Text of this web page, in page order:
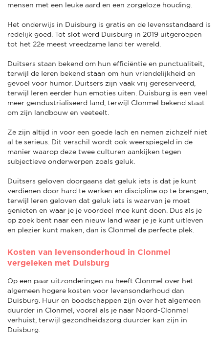
mensen met een leuke aard en een zorgeloze houding.
Het onderwijs in Duisburg is gratis en de levensstandaard is
redelijk goed. Tot slot werd Duisburg in 2019 uitgeroepen
tot het 22e meest vreedzame land ter wereld.
Duitsers staan bekend om hun efficiëntie en punctualiteit,
terwijl de Ieren bekend staan om hun vriendelijkheid en
gevoel voor humor. Duitsers zijn vaak vrij gereserveerd,
terwijl Ieren eerder hun emoties uiten. Duisburg is een veel
meer geïndustrialiseerd land, terwijl Clonmel bekend staat
om zijn landbouw en veeteelt.
Ze zijn altijd in voor een goede lach en nemen zichzelf niet
al te serieus. Dit verschil wordt ook weerspiegeld in de
manier waarop deze twee culturen aankijken tegen
subjectieve onderwerpen zoals geluk.
Duitsers geloven doorgaans dat geluk iets is dat je kunt
verdienen door hard te werken en discipline op te brengen,
terwijl Ieren geloven dat geluk iets is waarvan je moet
genieten en waar je je voordeel mee kunt doen. Dus als je
op zoek bent naar een nieuw land waar je je kunt uitleven
en plezier kunt maken, dan is Clonmel de perfecte plek.
Kosten van levensonderhoud in Clonmel
vergeleken met Duisburg
Op een paar uitzonderingen na heeft Clonmel over het
algemeen hogere kosten voor levensonderhoud dan
Duisburg. Huur en boodschappen zijn over het algemeen
duurder in Clonmel, vooral als je naar Noord-Clonmel
verhuist, terwijl gezondheidszorg duurder kan zijn in
Duisburg.